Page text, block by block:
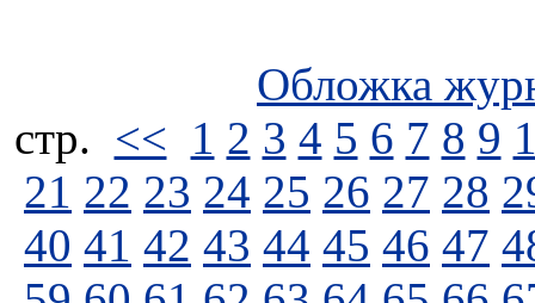
Обложка
стp. << 1 2 3 4 5 6 7 8 9
21 22 23 24 25 26 27 28
40 41 42 43 44 45 46 47